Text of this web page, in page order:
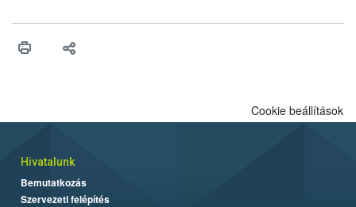
higiéniai szabályok betartása, a megfelelő hőkezelés, valamint a
biztonsági Hivatal (Nébih) Oktatási Programja összegyűjtötte a
Cookie beállítások
Hivatalunk
Bemutatkozás
Szervezeti felépítés